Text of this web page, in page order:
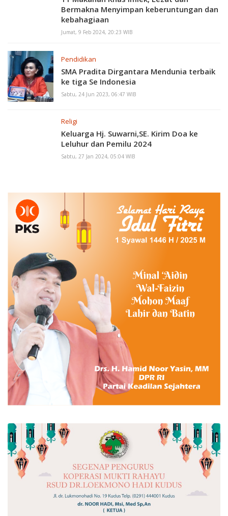
Bermakna Menyimpan keberuntungan dan
kebahagiaan
Jumat, 9 Feb 2024, 20:23 WIB
Pendidikan
SMA Pradita Dirgantara Mendunia terbaik
ke tiga Se Indonesia
Sabtu, 24 Jun 2023, 06:47 WIB
Religi
Keluarga Hj. Suwarni,SE. Kirim Doa ke
Leluhur dan Pemilu 2024
Sabtu, 27 Jan 2024, 05:04 WIB